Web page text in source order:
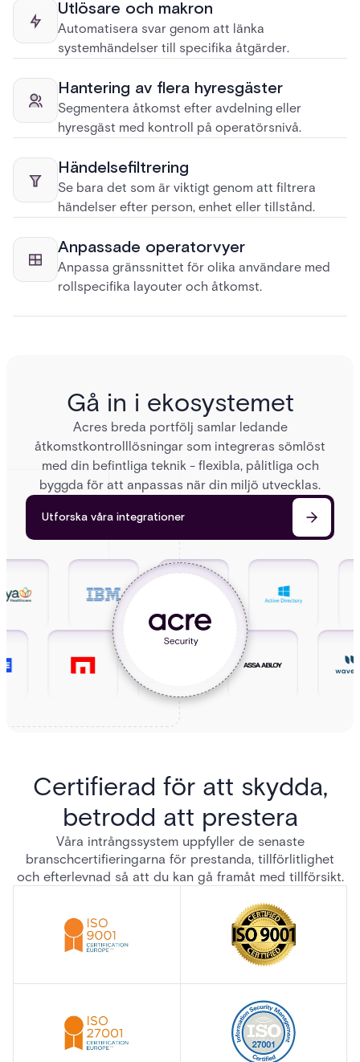
Utlösare och makron
Automatisera svar genom att länka
systemhändelser till specifika åtgärder.
Hantering av flera hyresgäster
Segmentera åtkomst efter avdelning eller
hyresgäst med kontroll på operatörsnivå.
Händelsefiltrering
Se bara det som är viktigt genom att filtrera
händelser efter person, enhet eller tillstånd.
Anpassade operatorvyer
Anpassa gränssnittet för olika användare med
rollspecifika layouter och åtkomst.
Gå in i ekosystemet
Acres breda portfölj samlar ledande
åtkomstkontrolllösningar som integreras sömlöst
med din befintliga teknik - flexibla, pålitliga och
byggda för att anpassas när din miljö utvecklas.
Utforska våra integrationer
Certifierad för att skydda,
betrodd att prestera
Våra intrångssystem uppfyller de senaste
branschcertifieringarna för prestanda, tillförlitlighet
och efterlevnad så att du kan gå framåt med tillförsikt.